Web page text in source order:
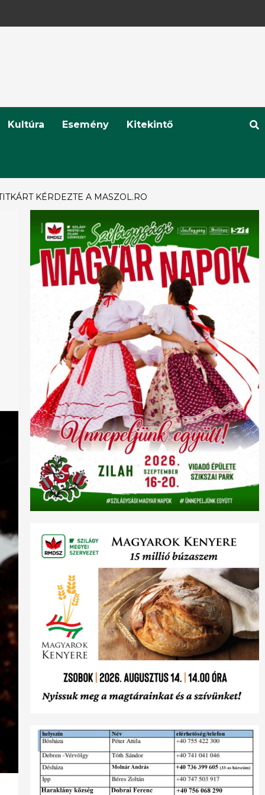
Kultúra Esemény Kitekintő
KÉRDEZTE A MASZOL.RO